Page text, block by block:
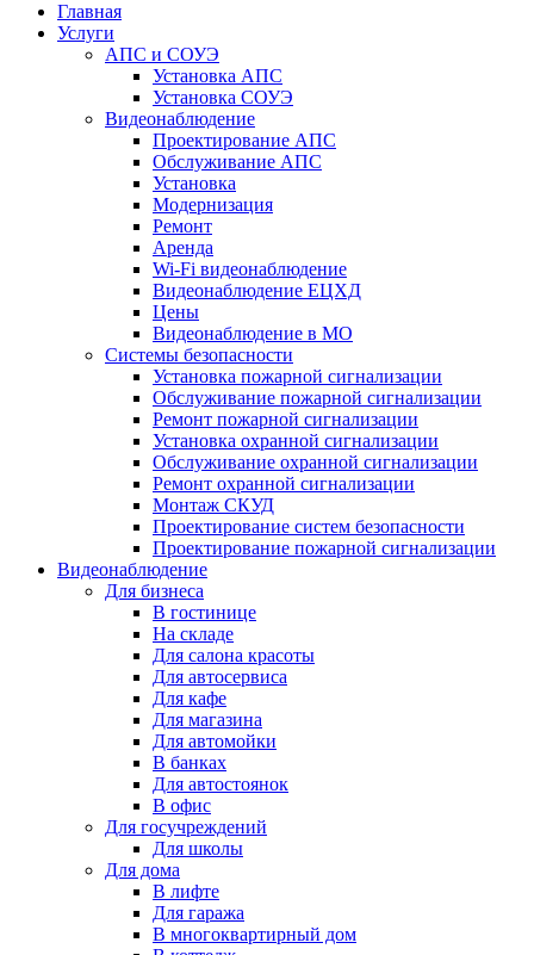
Главная
Услуги
АПС и СОУЭ
Установка АПС
Установка СОУЭ
Видеонаблюдение
Проектирование АПС
Обслуживание АПС
Установка
Модернизация
Ремонт
Аренда
Wi-Fi видеонаблюдение
Видеонаблюдение ЕЦХД
Цены
Видеонаблюдение в МО
Системы безопасности
Установка пожарной сигнализации
Обслуживание пожарной сигнализации
Ремонт пожарной сигнализации
Установка охранной сигнализации
Обслуживание охранной сигнализации
Ремонт охранной сигнализации
Монтаж СКУД
Проектирование систем безопасности
Проектирование пожарной сигнализации
Видеонаблюдение
Для бизнеса
В гостинице
На складе
Для салона красоты
Для автосервиса
Для кафе
Для магазина
Для автомойки
В банках
Для автостоянок
В офис
Для госучреждений
Для школы
Для дома
В лифте
Для гаража
В многоквартирный дом